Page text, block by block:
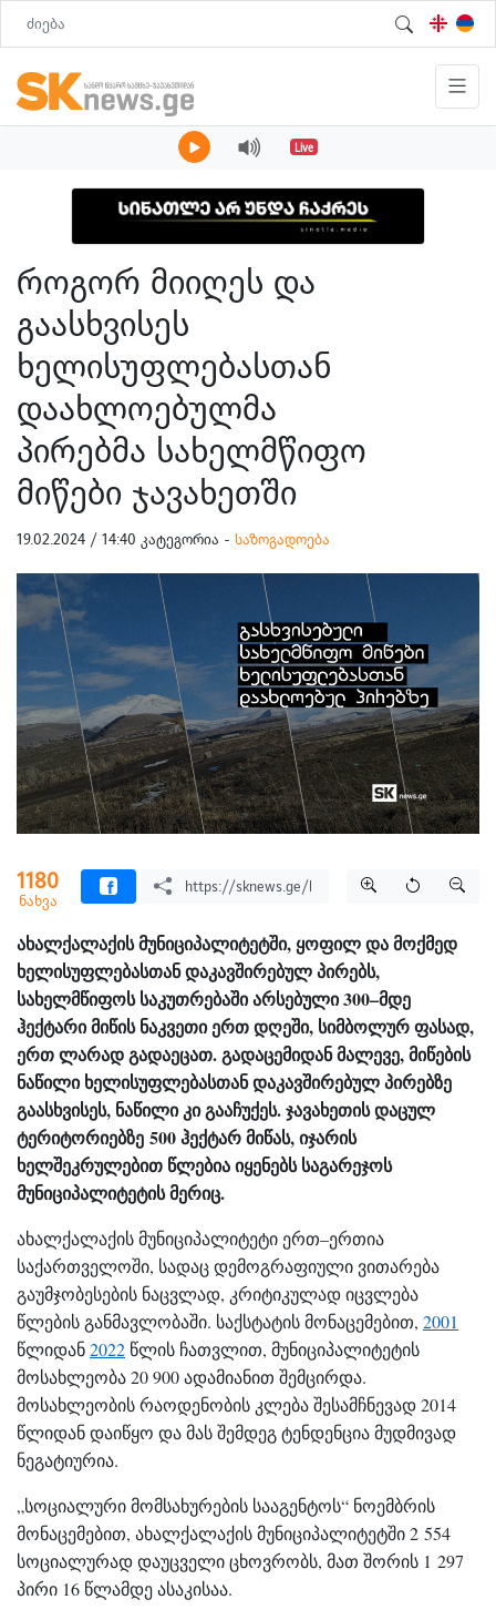
Live
როგორ მიიღეს და
გაასხვისეს
ხელისუფლებასთან
დაახლოებულმა
პირებმა სახელმწიფო
მიწები ჯავახეთში
19.02.2024 / 14:40 კატეგორია - საზოგადოება
1180
ნახვა
ახალქალაქის მუნიციპალიტეტში, ყოფილ და მოქმედ
ხელისუფლებასთან დაკავშირებულ პირებს,
სახელმწიფოს საკუთრებაში არსებული 300–მდე
ჰექტარი მიწის ნაკვეთი ერთ დღეში, სიმბოლურ ფასად,
ერთ ლარად გადაეცათ. გადაცემიდან მალევე, მიწების
ნაწილი ხელისუფლებასთან დაკავშირებულ პირებზე
გაასხვისეს, ნაწილი კი გააჩუქეს. ჯავახეთის დაცულ
ტერიტორიებზე 500 ჰექტარ მიწას, იჯარის
ხელშეკრულებით წლებია იყენებს საგარეჯოს
მუნიციპალიტეტის მერიც.
ახალქალაქის მუნიციპალიტეტი ერთ–ერთია
საქართველოში, სადაც დემოგრაფიული ვითარება
გაუმჯობესების ნაცვლად, კრიტიკულად იცვლება
წლების განმავლობაში. საქსტატის მონაცემებით, 2001
წლიდან2022 წლის ჩათვლით, მუნიციპალიტეტის
მოსახლეობა 20 900 ადამიანით შემცირდა.
მოსახლეობის რაოდენობის კლება შესამჩნევად 2014
წლიდან დაიწყო და მას შემდეგ ტენდენცია მუდმივად
ნეგატიურია.
„სოციალური მომსახურების სააგენტოს“ ნოემბრის
მონაცემებით, ახალქალაქის მუნიციპალიტეტში 2 554
სოციალურად დაუცველი ცხოვრობს, მათ შორის 1 297
პირი 16 წლამდე ასაკისაა.